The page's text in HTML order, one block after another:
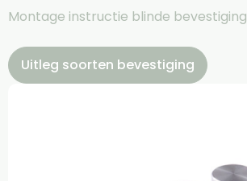
Montage instructie blinde bevestiging
Uitleg soorten bevestiging